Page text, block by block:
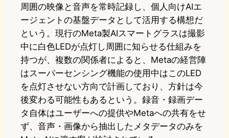
周囲の映像と音声を常時記録し、個人向けAIエ
ージェントの基盤データとして活用する構想だ
という。現行のMeta製AIスマートグラスは撮影
中に白色LEDが点灯し周囲に知らせる仕組みを
持つが、複数の関係者によると、Metaの経営陣
はスーパーセンシング機能の使用中はこのLED
を点灯させない方向で計画しており、方針は今
後変わる可能性もあるという。録音・録画デー
タ自体はユーザーへの提供やMetaへの共有をせ
ず、音声・画像から抽出したメタデータのみを